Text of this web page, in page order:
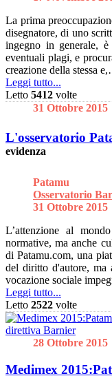
La prima
disegnatore, di uno
ingegno in generale,
eventuali plagi, e
creazione della stessa
Leggi tutto...
Letto 5412 volte
31 Ottobre 2015
L'osservatorio
evidenza
Patamu
Osservatorio
31 Ottobre 2015
L’attenzione al
normative, ma anche
di Patamu.com, una
del diritto d'autore, ma
vocazione sociale
Leggi tutto...
Letto 2522 volte
28 Ottobre 2015
Medimex